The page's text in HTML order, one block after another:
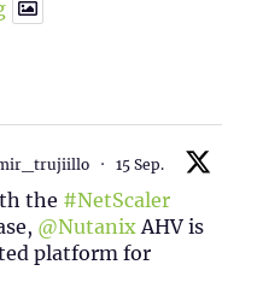
· 15 Sep.
the #NetScaler
@NutanixAHV is
platform for